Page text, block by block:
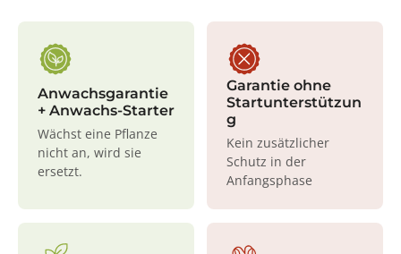
Anwachsgarantie
+ Anwachs-Starter
Wächst eine Pflanze
nicht an, wird sie
ersetzt.
Garantie ohne
Startunterstützun
g
Kein zusätzlicher
Schutz in der
Anfangsphase